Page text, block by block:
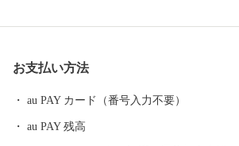
進めています。 １０年後の将来像「ここに
た・・・みんな大好き松阪市」を実現するた
しくお願いいたします。
お支払い方法
au PAY カード（番号入力不要）
au PAY 残高